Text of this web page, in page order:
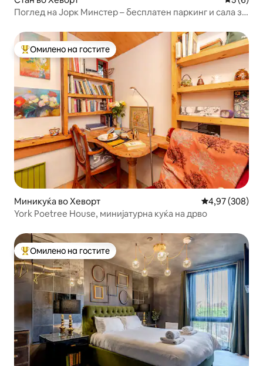
Поглед на Јорк Минстер – бесплатен паркинг и сала за
Меѓу најуспешните „Омилени на гостите“
Омилено на гостите
Миникуќа во Хеворт Просечна
4,97 (308)
York Poetree House, минијатурна куќа на дрво
Меѓу најуспешните „Омилени на гостите“
Омилено на гостите